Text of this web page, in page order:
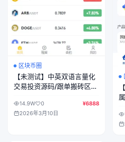
区块币圈
【未测试】中英双语言量化
交易投资源码/跟单搬砖区块
源码+后端PHP
14.9W 0
¥6888
2026年3月10日